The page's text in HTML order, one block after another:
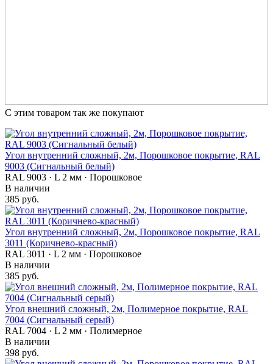
С этим товаром так же покупают
Угол внутренний сложный, 2м, Порошковое покрытие, RAL
9003 (Сигнальный белый)
RAL 9003 · L 2 мм · Порошковое
В наличии
385 руб.
Угол внутренний сложный, 2м, Порошковое покрытие, RAL
3011 (Коричнево-красный)
RAL 3011 · L 2 мм · Порошковое
В наличии
385 руб.
Угол внешний сложный, 2м, Полимерное покрытие, RAL
7004 (Сигнальный серый)
RAL 7004 · L 2 мм · Полимерное
В наличии
398 руб.